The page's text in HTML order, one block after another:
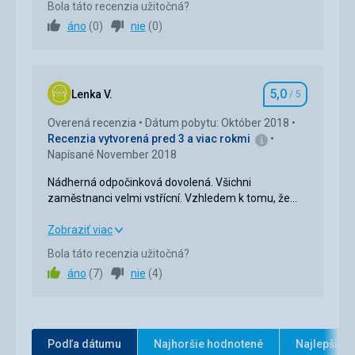
Ubytovanie
Služby 5,0/ 5
Cena 5,0 / 5
Bola táto recenzia užitočná?
áno (0) nie (0)
Lenka V. Hodnotenie
5,0 / 5
Overená recenzia
Dátum pobytu: Október 2018
Recenzia vytvorená pred 3 a viac rokmi
Napísané November 2018
Nádherná odpočinková dovolená. Všichni
zaměstnanci velmi vstřícní. Vzhledem k tomu, že
jsou velmi rádi za spropitné (není vynucováno v
tomto hotelu, ale potěší je). Všichni usměvaví. S
radostí se sem vrátíme znovu.
Nádherná odpočinková dovolená. Všichni
zaměstnanci velmi vstřícní. Vzhledem k tomu, že
turismus je pro něj velmi důležitým zdrojem příjmu,
jsou velmi rádi za spropitné (není vynucováno v
Strava / 5
Zobraziť viac
Bola táto recenzia užitočná?
áno (7) nie (4)
Podľa dátumu Najhoršie hodnotené Najlepšie